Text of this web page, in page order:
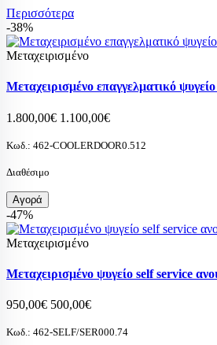
Περισσότερα
-38%
Μεταχειρισμένο
Μεταχειρισμένο επαγγελματικό
1.800,00€ 1.100,00€
Κωδ.: 462-COOLERDOOR0.512
Διαθέσιμο
Αγορά
-47%
Μεταχειρισμένο
Μεταχειρισμένο ψυγείο self service
950,00€ 500,00€
Κωδ.: 462-SELF/SER000.74